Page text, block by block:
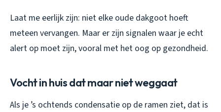
Laat me eerlijk zijn: niet elke oude dakgoot hoeft
meteen vervangen. Maar er zijn signalen waar je echt
alert op moet zijn, vooral met het oog op gezondheid.
Vocht in huis dat maar niet weggaat
Als je ’s ochtends condensatie op de ramen ziet, dat is